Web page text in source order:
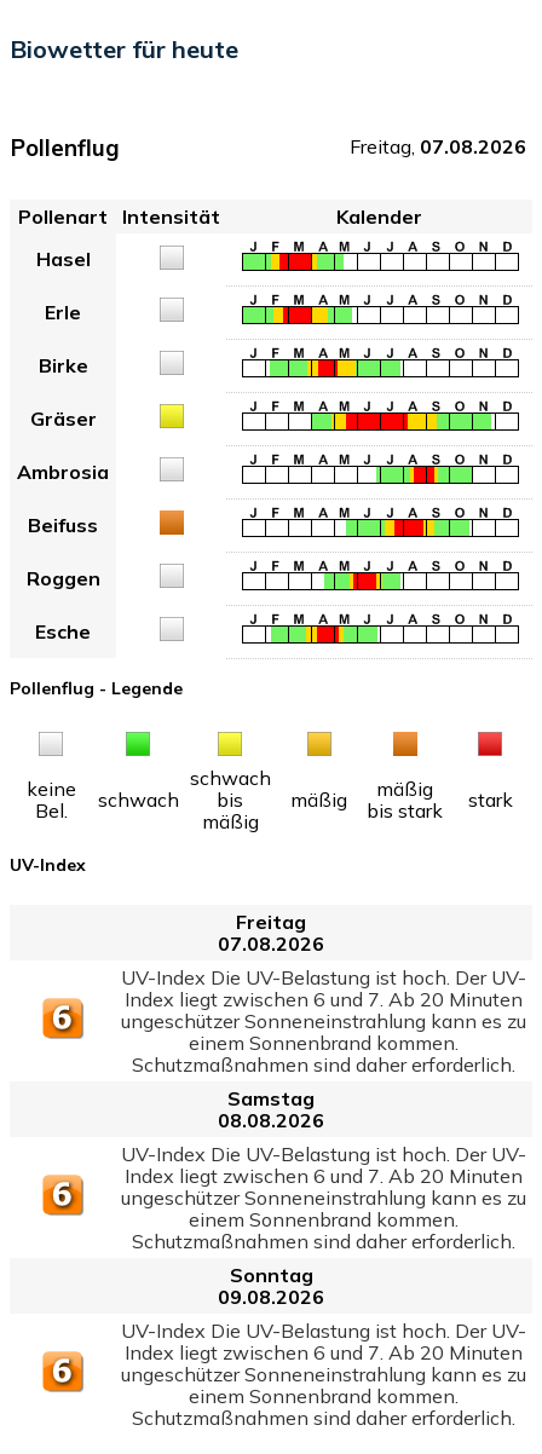
Biowetter für heute
Pollenflug Freitag, 07.08.2026
Pollenart Intensität
Kalender
Hasel
Erle
Birke
Gräser
Ambrosia
Beifuss
Roggen
Esche
Pollenflug - Legende
keine
Bel.
schwach
schwach
bis
mäßig
mäßig
mäßig
bis stark
stark
UV-Index
Freitag
07.08.2026
UV-Index Die UV-Belastung ist hoch. Der UV-
Index liegt zwischen 6 und 7. Ab 20 Minuten
ungeschützer Sonneneinstrahlung kann es zu
einem Sonnenbrand kommen.
Schutzmaßnahmen sind daher erforderlich.
Samstag
08.08.2026
UV-Index Die UV-Belastung ist hoch. Der UV-
Index liegt zwischen 6 und 7. Ab 20 Minuten
ungeschützer Sonneneinstrahlung kann es zu
einem Sonnenbrand kommen.
Schutzmaßnahmen sind daher erforderlich.
Sonntag
09.08.2026
UV-Index Die UV-Belastung ist hoch. Der UV-
Index liegt zwischen 6 und 7. Ab 20 Minuten
ungeschützer Sonneneinstrahlung kann es zu
einem Sonnenbrand kommen.
Schutzmaßnahmen sind daher erforderlich.